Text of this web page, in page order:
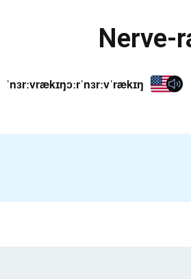
Nerve-
ˈnɜrːvrækɪŋɔːrˈnɜrːvˈrækɪŋ